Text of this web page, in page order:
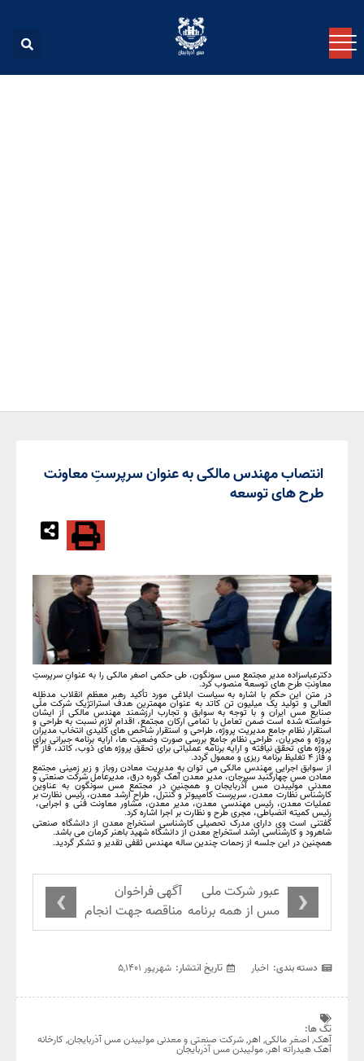
انتصاب مهندس مالکی به عنوان سرپرستِ معاونت
طرح های توسعه
دکترعباسزاده مدیر مجتمع مس سونگون، طی حکمی اصغر مالکی را به عنوانِ سرپرستِ
معاونتِ طرح های توسعه منصوب کرد.
در متن این حکم با اشاره به سیاست ابلاغی مورد تأکید رهبر معظم انقلاب مدظله
العالی و تولید یک میلیون تن کاتد به عنوان مهمترین هدف استراتژیک شرکت ملّی
صنایع مس ایران و با توجه به سوابق و تجارب ارزشمند مهندس مالکی از ایشان
خواسته شده است ضمن تعامل با تمامی ارکان مجتمع، اقدام لازم نسبت به طراحی و
استقرار نظام جامع مدیریت پروژه، طراحی و استقرار شاخص های کلیدی انتخاب مدیران
پروژه و مجریان، طراحی نظام جامع بررسی صورت وضعیت ها، ارایه برنامه جبرانی برای
پروژه های تحقق نیافته و ارایه برنامه عملیاتی برای تحقق پروژه های ذوب، کاتد، فاز ۳
و فاز ۴ تغلیظ برنامه ریزی و معمول گردد.
از سوابق اجرایی مهندس مالکی می توان به مدیریت معادن روباز و زیر زمینی مجتمع
معادن مس چهارگنبد سیرجان، مدیر معدن آهک گوره درق، مدیرعامل شرکت صنعتی و
معدنی مولیبدن مس آذربایجان و همچنین در مجتمع مس سونگون به عناوین
کارشناس نظارت معدن، سرپرست کامپیوتر و کنترل، طراح ارشد معدن، رئیس نظارت بر
عملیات معدن، رئیس مهندسی معدن، مدیر معدن، مشاور معاونت فنی و اجرایی،
رئیس کمیته انضباطی، مجری طرح و نظارت بر اجرا اشاره کرد.
گفتنی است وی دارای مدرک تحصیلی کارشناسی استخراج معدن از دانشگاه صنعتی
شاهرود و کارشناسی ارشد استخراج معدن از دانشگاه شهید باهنر کرمان می باشد.
همچنین در این جلسه از زحمات چندین ساله مهندس ثقفی تقدیر و تشکر گردید.
عبور شرکت ملی
مس از همه برنامه
های تولیدی 5
‹
آگهی فراخوان
مناقصه جهت انجام
خدمات مشاوره و
آسفالت جاده
›
دسته بندی: اخبار تاریخ انتشار: شهریور ۵,۱۴۰۱
تگ ها:
آهک, اصغر مالکی, اهر,شرکت صنعتی و معدنی مولیبدن مس آذربایجان, کارخانه
آهک هیدراته اهر,مولیبدن مس آذربایجان